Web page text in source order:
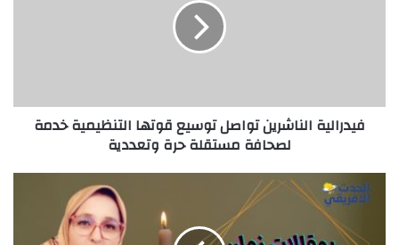
مستقلة
فيدرالية الناشرين تواصل توسيع قوتها التنظيمية خدمة
لصحافة مستقلة حرة وتعددية
بوقالات
زمان
رشيدة